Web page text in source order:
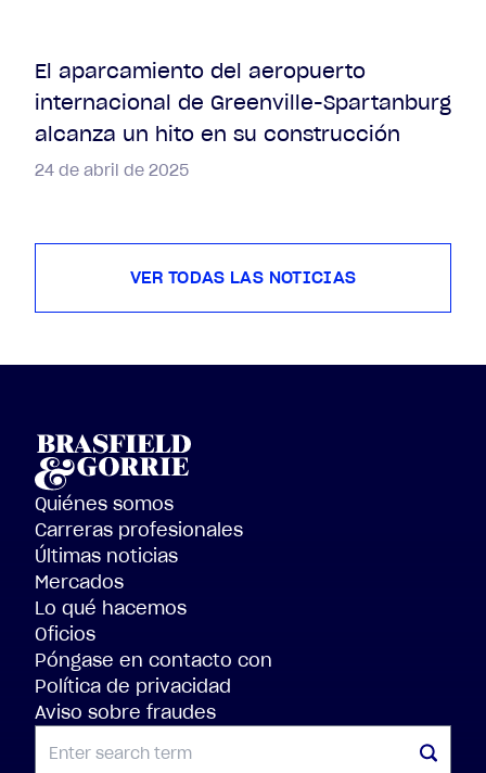
El aparcamiento del aeropuerto
internacional de Greenville-Spartanburg
alcanza un hito en su construcción
24 de abril de 2025
VER TODAS LAS NOTICIAS
Quiénes somos
Carreras profesionales
Últimas noticias
Mercados
Lo qué hacemos
Oficios
Póngase en contacto con
Política de privacidad
Aviso sobre fraudes